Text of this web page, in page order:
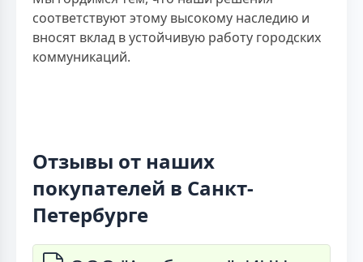
соответствуют этому высокому наследию и
вносят вклад в устойчивую работу городских
коммуникаций.
Отзывы от наших
покупателей в Санкт-
Петербурге